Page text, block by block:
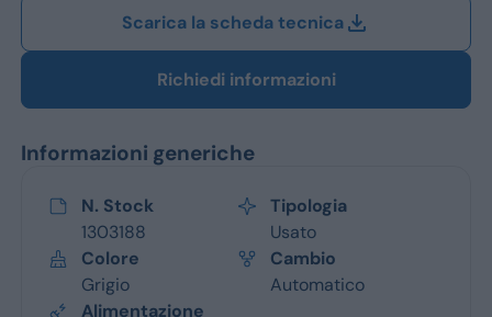
Scarica la scheda tecnica
Richiedi informazioni
Informazioni generiche
N. Stock
1303188
Tipologia
Usato
Colore
Grigio
Cambio
Automatico
Alimentazione